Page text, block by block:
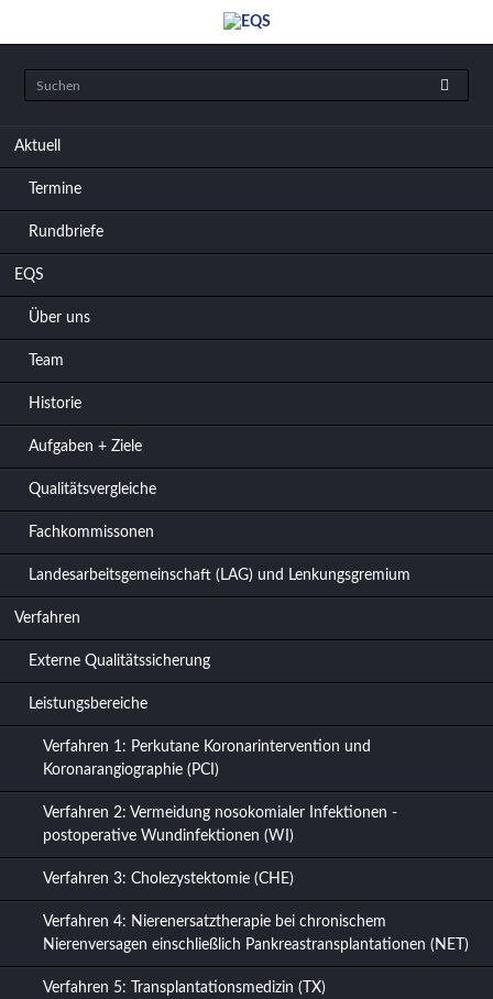
Navigation
Aktuell
Termine
Rundbriefe
EQS
Über uns
Team
Historie
Aufgaben + Ziele
Qualitätsvergleiche
Fachkommissonen
Landesarbeitsgemeinschaft (LAG) und Lenkungsgremium
Verfahren
Externe Qualitätssicherung
Leistungsbereiche
Verfahren 1: Perkutane Koronarintervention und
Koronarangiographie (PCI)
Verfahren 2: Vermeidung nosokomialer Infektionen -
postoperative Wundinfektionen (WI)
Verfahren 3: Cholezystektomie (CHE)
Verfahren 4: Nierenersatztherapie bei chronischem
Nierenversagen einschließlich Pankreastransplantationen (NET)
Verfahren 5: Transplantationsmedizin (TX)